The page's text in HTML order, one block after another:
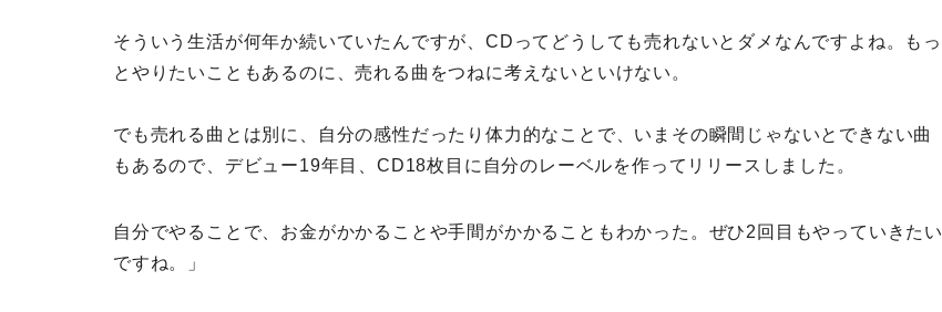
そういう生活が何年か続いていたんですが、CDってどうしても売れないとダメなんですよね。もっ
とやりたいこともあるのに、売れる曲をつねに考えないといけない。
でも売れる曲とは別に、自分の感性だったり体力的なことで、いまその瞬間じゃないとできない曲
もあるので、デビュー19年目、CD18枚目に自分のレーベルを作ってリリースしました。
自分でやることで、お金がかかることや手間がかかることもわかった。ぜひ2回目もやっていきたい
ですね。」